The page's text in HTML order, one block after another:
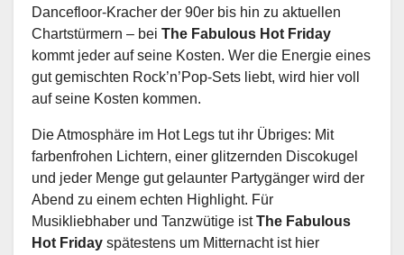
Dancefloor-Kracher der 90er bis hin zu aktuellen
Chartstürmern – bei The Fabulous Hot Friday
kommt jeder auf seine Kosten. Wer die Energie eines
gut gemischten Rock’n’Pop-Sets liebt, wird hier voll
auf seine Kosten kommen.
Die Atmosphäre im Hot Legs tut ihr Übriges: Mit
farbenfrohen Lichtern, einer glitzernden Discokugel
und jeder Menge gut gelaunter Partygänger wird der
Abend zu einem echten Highlight. Für
Musikliebhaber und Tanzwütige istThe Fabulous
Hot Friday spätestens um Mitternacht ist hier